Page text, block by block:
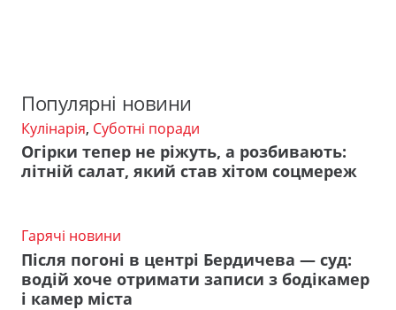
Популярні новини
Кулінарія, Суботні поради
Огірки тепер не ріжуть, а розбивають:
літній салат, який став хітом соцмереж
Гарячі новини
Після погоні в центрі Бердичева — суд:
водій хоче отримати записи з бодікамер
і камер міста